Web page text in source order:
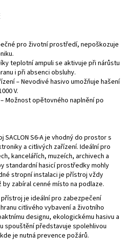
pro životní prostředí, nepoškozuje
teplotní ampuli se aktivuje při nárůstu
i při absenci obsluhy.
– Nevodivé hasivo umožňuje hašení
V.
Možnost opětovného naplnění po
S6-A je vhodný do prostor s
a citlivých zařízení. Ideální pro
kancelářích, muzeích, archivech a
standardní hasicí prostředky mohly
stropní instalaci je přístroj vždy
zabíral cenné místo na podlaze.
je ideální pro zabezpečení
citlivého vybavení a životního
designu, ekologickému hasivu a
spouštění představuje spolehlivou
je nutná prevence požárů.